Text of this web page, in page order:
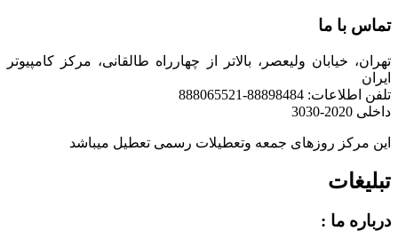
تماس با ما
تهران، خیابان ولیعصر، بالاتر از چهارراه طالقانی، مرکز کامپیوتر
ایران
تلفن اطلاعات: 88898484-888065521
داخلی 2020-3030
این مرکز روزهای جمعه وتعطیلات رسمی تعطیل میباشد
تبلیغات
درباره ما :